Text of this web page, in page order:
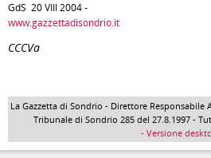
GdS 20 VIII 2004 -
www.gazzettadisondrio.it
CCCVa
La Gazzetta di Sondrio - Direttore Responsabile
Tribunale di Sondrio 285 del 27.8.1997 -
- Versione